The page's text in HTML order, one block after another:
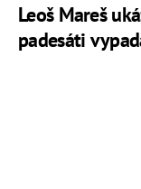
Leoš Mareš
padesáti